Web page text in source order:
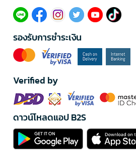
รองรับการชำระเงิน
Verified by
ดาวน์โหลดแอป B2S